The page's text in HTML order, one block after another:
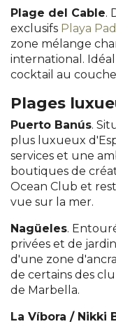
Plage del Cable.
exclusifs Playa
zone mélange
international.
cocktail au
Plages
Puerto Banús.
plus luxueux
services et une
boutiques de
Ocean Club et
vue sur la mer.
Nagüeles.
privées et de
d'une zone
de certains des
de Marbella.
La Víbora / Nikki